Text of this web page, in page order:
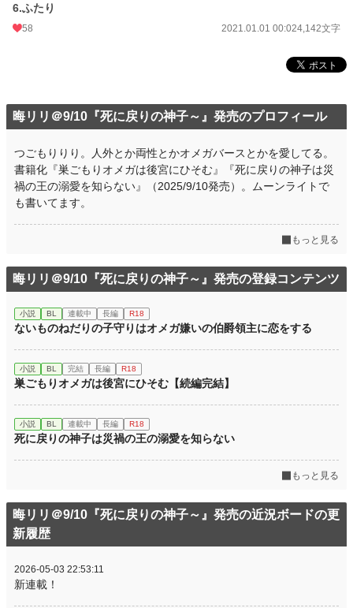
6.ふたり
58 2021.01.01 00:024,142文字
晦リリ＠9/10『死に戻りの神子～』発売のプロフィール
つごもりりり。人外とか両性とかオメガバースとかを愛してる。
書籍化『巣ごもりオメガは後宮にひそむ』『死に戻りの神子は災
禍の王の溺愛を知らない』（2025/9/10発売）。ムーンライトで
も書いてます。
もっと見る
晦リリ＠9/10『死に戻りの神子～』発売の登録コンテンツ
小説 BL 連載中 長編 R18
ないものねだりの子守りはオメガ嫌いの伯爵領主に恋をする
小説 BL 完結 長編 R18
巣ごもりオメガは後宮にひそむ【続編完結】
小説 BL 連載中 長編 R18
死に戻りの神子は災禍の王の溺愛を知らない
もっと見る
晦リリ＠9/10『死に戻りの神子～』発売の近況ボードの更
新履歴
2026-05-03 22:53:11
新連載！